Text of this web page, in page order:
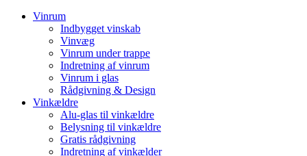
Vinrum
Indbygget vinskab
Vinvæg
Vinrum under trappe
Indretning af vinrum
Vinrum i glas
Rådgivning & Design
Vinkældre
Alu-glas til vinkældre
Belysning til vinkældre
Gratis rådgivning
Indretning af vinkælder